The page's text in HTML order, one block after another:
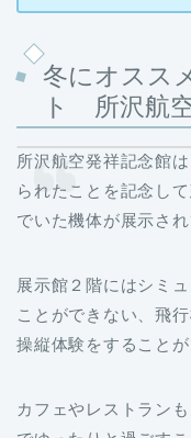
冬にオスス
ト 所沢航
所沢航空発祥記念館
られたことを記念し
でいた機体が展示され
展示館２階にはシミ
ことができない、飛
操縦体験をすることが
カフェやレストラン